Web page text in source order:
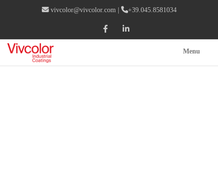
vivcolor@vivcolor.com | +39.045.8581034
Menu